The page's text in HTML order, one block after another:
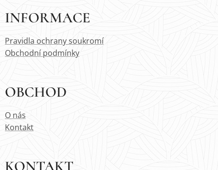
INFORMACE
Pravidla ochrany soukromí
Obchodní podmínky
OBCHOD
O nás
Kontakt